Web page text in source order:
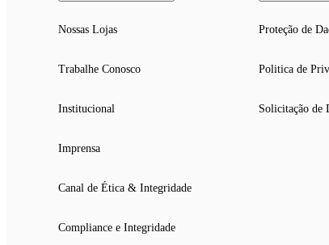
Nossas Lojas
Trabalhe Conosco
Institucional
Imprensa
Canal de Ética & Integridade
Compliance e Integridade
Proteção de
Politica de
Solicitação de